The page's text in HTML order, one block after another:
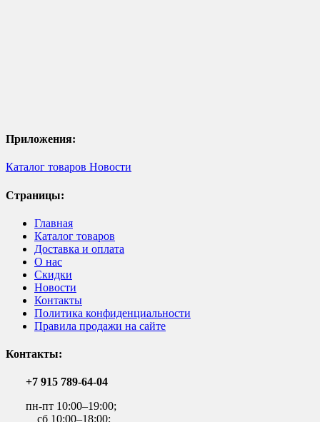
Приложения:
Каталог товаров Новости
Страницы:
Главная
Каталог товаров
Доставка и оплата
О нас
Скидки
Новости
Контакты
Политика конфиденциальности
Правила продажи на сайте
Контакты:
+7 915 789-64-04
пн-пт 10:00–19:00;
сб 10:00–18:00;